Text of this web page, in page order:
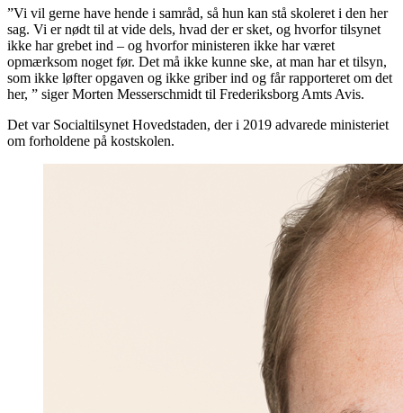
”Vi vil gerne have hende i samråd, så hun kan stå skoleret i den her
sag. Vi er nødt til at vide dels, hvad der er sket, og hvorfor tilsynet
ikke har grebet ind – og hvorfor ministeren ikke har været
opmærksom noget før. Det må ikke kunne ske, at man har et tilsyn,
som ikke løfter opgaven og ikke griber ind og får rapporteret om det
her, ” siger Morten Messerschmidt til Frederiksborg Amts Avis.
Det var Socialtilsynet Hovedstaden, der i 2019 advarede ministeriet
om forholdene på kostskolen.